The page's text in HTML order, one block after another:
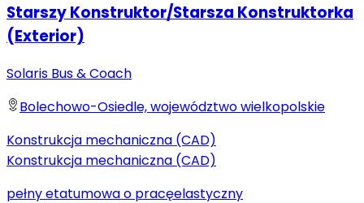
Starszy Konstruktor/Starsza Konstruktorka
(Exterior)
Solaris Bus & Coach
Bolechowo-Osiedle, województwo wielkopolskie
Konstrukcja mechaniczna (CAD)
Konstrukcja mechaniczna (CAD)
pełny etatumowa o pracęelastyczny